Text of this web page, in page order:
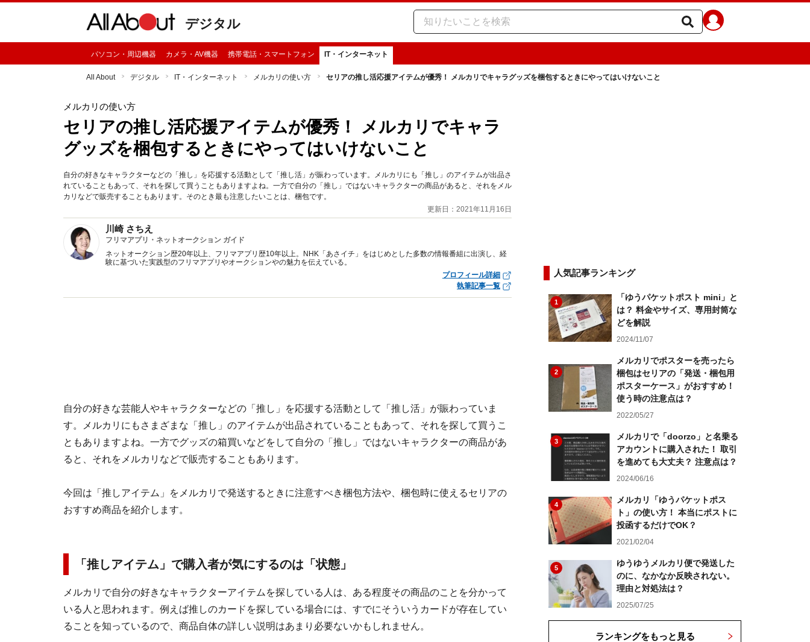
デジタル
パソコン・周辺機器 カメラ・AV機器 携帯電話・スマートフォン IT・インターネット
All About デジタル IT・インターネット メルカリの使い方 セリアの推し活応援アイテムが優秀！ メルカリでキャラグッズを梱包するときにやってはいけないこと
メルカリの使い方
セリアの推し活応援アイテムが優秀！ メルカリでキャラ
グッズを梱包するときにやってはいけないこと
自分の好きなキャラクターなどの「推し」を応援する活動として「推し活」が賑わっています。メルカリにも「推し」のアイテムが出品さ
れていることもあって、それを探して買うこともありますよね。一方で自分の「推し」ではないキャラクターの商品があると、それをメル
カリなどで販売することもあります。そのとき最も注意したいことは、梱包です。
更新日：2021年11月16日
川崎 さちえ
フリマアプリ・ネットオークション ガイド
ネットオークション歴20年以上、フリマアプリ歴10年以上。NHK「あさイチ」をはじめとした多数の情報番組に出演し、経
験に基づいた実践型のフリマアプリやオークションやの魅力を伝えている。
プロフィール詳細
執筆記事一覧
自分の好きな芸能人やキャラクターなどの「推し」を応援する活動として「推し活」が賑わっていま
す。メルカリにもさまざまな「推し」のアイテムが出品されていることもあって、それを探して買うこ
ともありますよね。一方でグッズの箱買いなどをして自分の「推し」ではないキャラクターの商品があ
ると、それをメルカリなどで販売することもあります。
今回は「推しアイテム」をメルカリで発送するときに注意すべき梱包方法や、梱包時に使えるセリアの
おすすめ商品を紹介します。
「推しアイテム」で購入者が気にするのは「状態」
メルカリで自分の好きなキャラクターアイテムを探している人は、ある程度その商品のことを分かって
いる人と思われます。例えば推しのカードを探している場合には、すでにそういうカードが存在してい
ることを知っているので、商品自体の詳しい説明はあまり必要ないかもしれません。
人気記事ランキング
1
「ゆうパケットポスト mini」と
は？ 料金やサイズ、専用封筒な
どを解説
2024/11/07
2
メルカリでポスターを売ったら
梱包はセリアの「発送・梱包用
ポスターケース」がおすすめ！
使う時の注意点は？
2022/05/27
3
メルカリで「doorzo」と名乗る
アカウントに購入された！ 取引
を進めても大丈夫？ 注意点は？
2024/06/16
4
メルカリ「ゆうパケットポス
ト」の使い方！ 本当にポストに
投函するだけでOK？
2021/02/04
5
ゆうゆうメルカリ便で発送した
のに、なかなか反映されない。
理由と対処法は？
2025/07/25
ランキングをもっと見る